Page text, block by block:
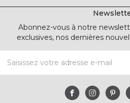
Abonnez-vous à notre
exclusives, nos dernières